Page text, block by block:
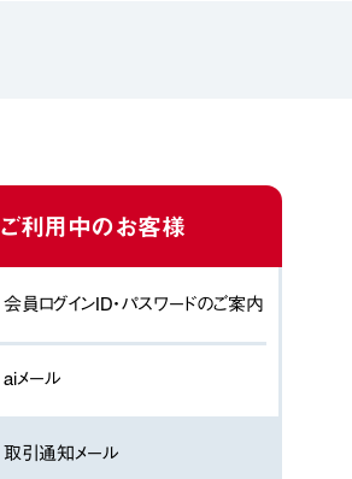
ご利用中のお客様
会員ログインID・パスワードのご案内
aiメール
取引通知メール